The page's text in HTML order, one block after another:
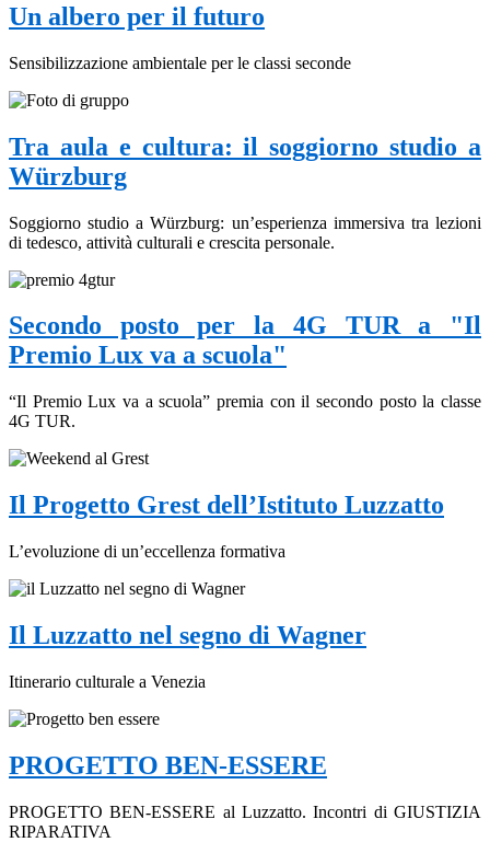
Un albero per il futuro
Sensibilizzazione ambientale per le classi seconde
Tra aula e cultura: il soggiorno studio a
Würzburg
Soggiorno studio a Würzburg: un’esperienza immersiva tra lezioni
di tedesco, attività culturali e crescita personale.
Secondo posto per la 4G TUR a "Il
Premio Lux va a scuola"
“Il Premio Lux va a scuola” premia con il secondo posto la classe
4G TUR.
Il Progetto Grest dell’Istituto Luzzatto
L’evoluzione di un’eccellenza formativa
Il Luzzatto nel segno di Wagner
Itinerario culturale a Venezia
PROGETTO BEN-ESSERE
PROGETTO BEN-ESSERE al Luzzatto. Incontri di GIUSTIZIA
RIPARATIVA